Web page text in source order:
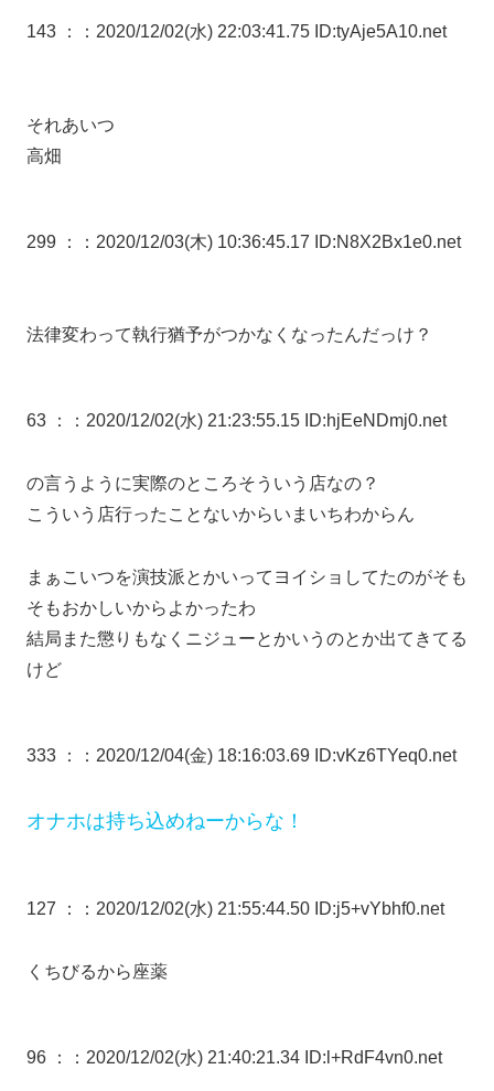
143 ： ：2020/12/02(水) 22:03:41.75 ID:tyAje5A10.net
それあいつ
高畑
299 ： ：2020/12/03(木) 10:36:45.17 ID:N8X2Bx1e0.net
法律変わって執行猶予がつかなくなったんだっけ？
63 ： ：2020/12/02(水) 21:23:55.15 ID:hjEeNDmj0.net
の言うように実際のところそういう店なの？
こういう店行ったことないからいまいちわからん
まぁこいつを演技派とかいってヨイショしてたのがそも
そもおかしいからよかったわ
結局また懲りもなくニジューとかいうのとか出てきてる
けど
333 ： ：2020/12/04(金) 18:16:03.69 ID:vKz6TYeq0.net
オナホは持ち込めねーからな！
127 ： ：2020/12/02(水) 21:55:44.50 ID:j5+vYbhf0.net
くちびるから座薬
96 ： ：2020/12/02(水) 21:40:21.34 ID:l+RdF4vn0.net